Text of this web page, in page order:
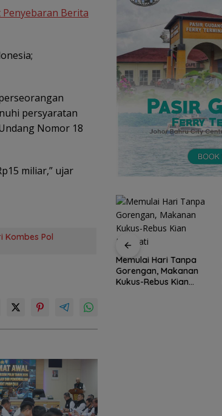
Berita
persyaratan
Nomor 18
miliar,” ujar
Kombes Pol
Festival Kuliner
Indonesia Digelar di
Beijing, Gugah Selera